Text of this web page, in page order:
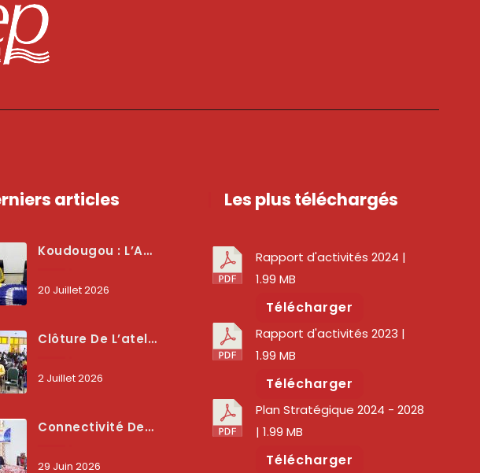
articles
Koudougou : L’ARCEP Renforce Le Dialogue Avec Les Associations De Consommateurs Pour Mieux Protéger Les Usagers
20 Juillet 2026
Clôture De L’atelier National : L’ARCEP Et Les Collectivités Territoriales Consolident Leur Partenariat Pour Booster La Qualité Des Services Numériques
2 Juillet 2026
Connectivité Des Territoires : L’ARCEP Et Les Collectivités Territoriales Scellent Un Pacte Stratégique À Bobo-Dioulasso Pour Booster La Qualité Des Réseaux
29 Juin 2026
Les plus téléchargés
Rapport d'activités 2024 |
1.99 MB
Télécharger
Rapport d'activités 2023 |
1.99 MB
Télécharger
Plan Stratégique 2024 - 2028
| 1.99 MB
Télécharger